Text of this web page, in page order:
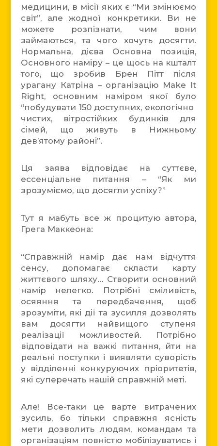
медицини, в місії яких є “Ми змінюємо
світ”, але жодної конкретики. Ви не
можете розпізнати, чим вони
займаються, та чого хочуть досягти.
Нормальна, дієва Основна позиція,
Основного наміру – це щось на кшталт
того, що зробив Брен Пітт після
урагану Катріна – організацію Make It
Right, основним наміром якої було
“побудувати 150 доступних, екологічно
чистих, вітростійких будинків для
сімей, що живуть в Нижньому
дев’ятому районі”.
Ця заява відповідає на суттєве,
ессенціальне питання – “Як ми
зрозуміємо, що досягли успіху?”
Тут я мабуть все ж процитую автора,
Грега Маккеона:
“Справжній намір дає нам відчуття
сенсу, допомагає скласти карту
життєвого шляху… Створити основний
намір нелегко. Потрібні сміливість,
осяяння та передбачення, щоб
зрозуміти, які дії та зусилля дозволять
вам досягти найвищого ступеня
реалізації можливостей. Потрібно
відповідати на важкі питання, йти на
реальні поступки і виявляти суворість
у відділенні конкуруючих пріоритетів,
які суперечать нашій справжній меті.
Але! Все-таки це варте витрачених
зусиль, бо тільки справжня ясність
мети дозволить людям, командам та
організаціям повністю мобілізуватись і